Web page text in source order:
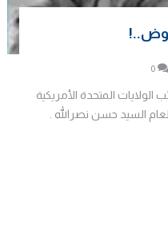
0
المتحدة الأمريكية
السيد حسن نصرالله .